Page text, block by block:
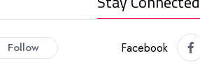
Facebook
Follow